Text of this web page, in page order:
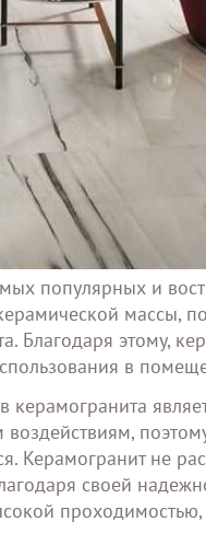
популярных и
массы,
Благодаря этому,
в
Керамогранит не
своей